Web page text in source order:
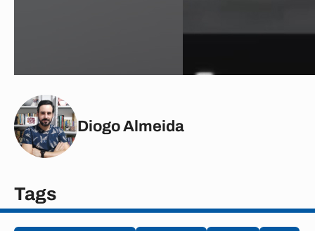
Diogo Almeida
Tags